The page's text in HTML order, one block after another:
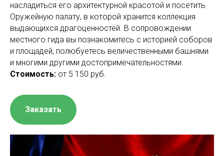
насладиться его архитектурной красотой и посетить
Оружейную палату, в которой хранится коллекция
выдающихся драгоценностей. В сопровождении
местного гида вы познакомитесь с историей соборов
и площадей, полюбуетесь величественными башнями
и многими другими достопримечательностями.
Стоимость: от 5 150 руб.
Заказать